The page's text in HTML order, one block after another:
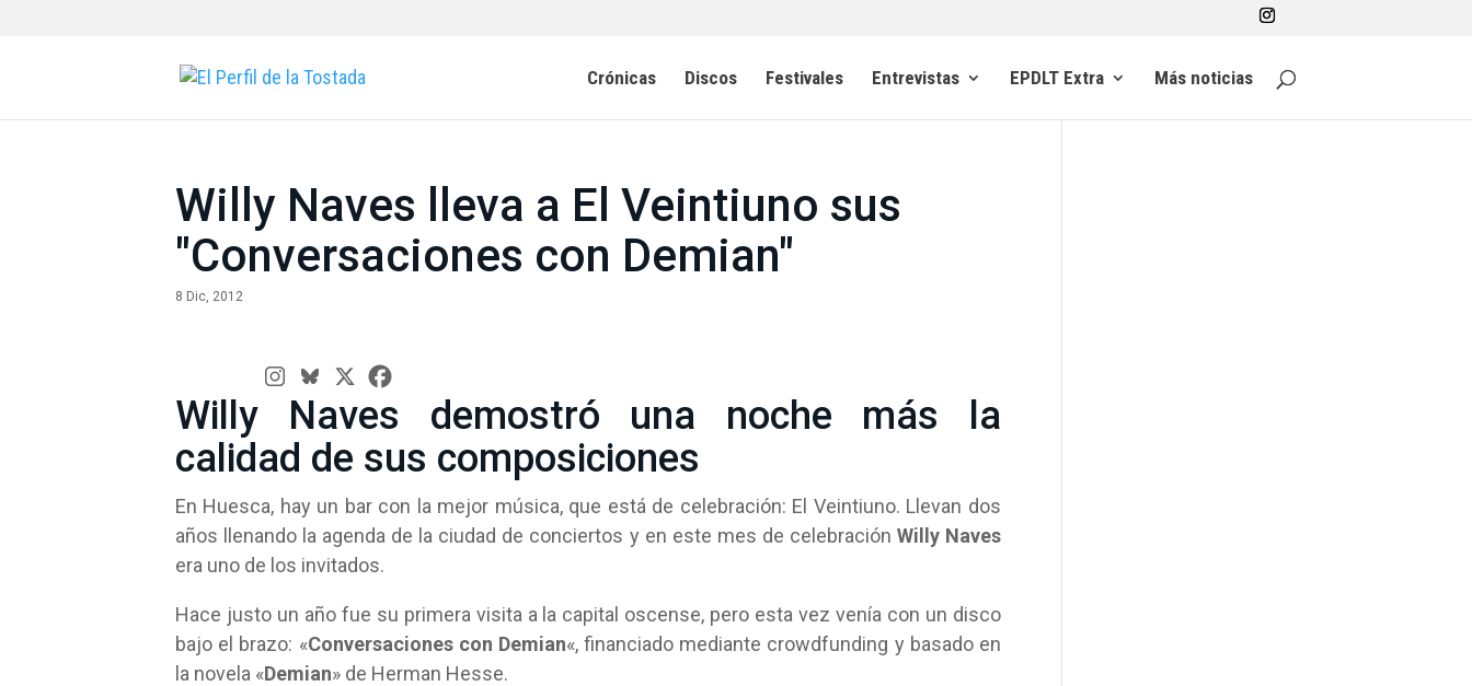
Crónicas Discos Festivales Entrevistas EPDLT Extra Más noticias
Willy Naves lleva a El Veintiuno sus
"Conversaciones con Demian"
8 Dic, 2012
Willy Naves demostró una noche más la
calidad de sus composiciones
En Huesca, hay un bar con la mejor música, que está de celebración: El Veintiuno. Llevan dos
años llenando la agenda de la ciudad de conciertos y en este mes de celebración Willy Naves
era uno de los invitados.
Hace justo un año fue su primera visita a la capital oscense, pero esta vez venía con un disco
bajo el brazo: «Conversaciones con Demian«, financiado mediante crowdfunding y basado en
la novela «Demian» de Herman Hesse.